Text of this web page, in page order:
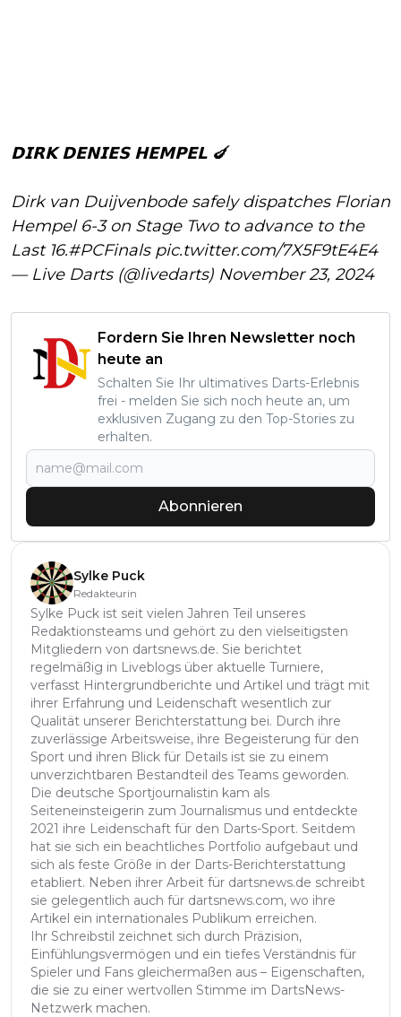
𝗗𝗜𝗥𝗞 𝗗𝗘𝗡𝗜𝗘𝗦 𝗛𝗘𝗠𝗣𝗘𝗟 🍆
Dirk van Duijvenbode safely dispatches Florian
Hempel 6-3 on Stage Two to advance to the
Last 16.#PCFinals pic.twitter.com/7X5F9tE4E4
— Live Darts (@livedarts) November 23, 2024
Fordern Sie Ihren Newsletter noch
heute an
Schalten Sie Ihr ultimatives Darts-Erlebnis
frei - melden Sie sich noch heute an, um
exklusiven Zugang zu den Top-Stories zu
erhalten.
Abonnieren
Sylke Puck
Redakteurin
Sylke Puck ist seit vielen Jahren Teil unseres
Redaktionsteams und gehört zu den vielseitigsten
Mitgliedern von dartsnews.de. Sie berichtet
regelmäßig in Liveblogs über aktuelle Turniere,
verfasst Hintergrundberichte und Artikel und trägt mit
ihrer Erfahrung und Leidenschaft wesentlich zur
Qualität unserer Berichterstattung bei. Durch ihre
zuverlässige Arbeitsweise, ihre Begeisterung für den
Sport und ihren Blick für Details ist sie zu einem
unverzichtbaren Bestandteil des Teams geworden.
Die deutsche Sportjournalistin kam als
Seiteneinsteigerin zum Journalismus und entdeckte
2021 ihre Leidenschaft für den Darts-Sport. Seitdem
hat sie sich ein beachtliches Portfolio aufgebaut und
sich als feste Größe in der Darts-Berichterstattung
etabliert. Neben ihrer Arbeit für dartsnews.de schreibt
sie gelegentlich auch für dartsnews.com, wo ihre
Artikel ein internationales Publikum erreichen.
Ihr Schreibstil zeichnet sich durch Präzision,
Einfühlungsvermögen und ein tiefes Verständnis für
Spieler und Fans gleichermaßen aus – Eigenschaften,
die sie zu einer wertvollen Stimme im DartsNews-
Netzwerk machen.